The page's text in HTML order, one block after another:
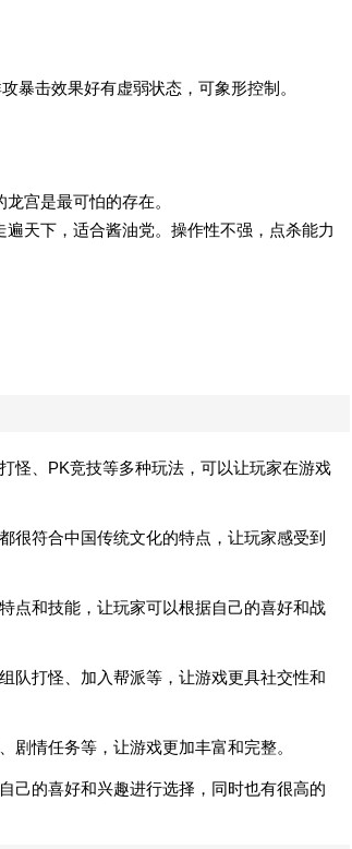
暴击效果好有虚弱状态，可象形控制。
宫是最可怕的存在。
天下，适合酱油党。操作性不强，点杀能力
怪、PK竞技等多种玩法，可以让玩家在游戏
很符合中国传统文化的特点，让玩家感受到
点和技能，让玩家可以根据自己的喜好和战
队打怪、加入帮派等，让游戏更具社交性和
情任务等，让游戏更加丰富和完整。
己的喜好和兴趣进行选择，同时也有很高的